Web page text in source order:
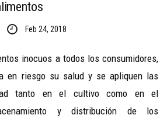
Feb 24, 2018
inocuos a todos los consumidores,
en riesgo su salud y se apliquen las
tanto en el cultivo como en el
y distribución de los